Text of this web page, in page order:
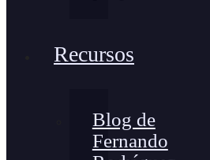
Recursos
Blog de
Fernando